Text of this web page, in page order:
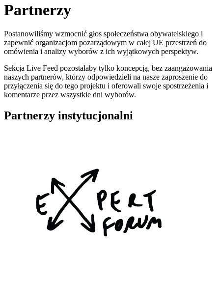
Partnerzy
Postanowiliśmy wzmocnić głos społeczeństwa obywatelskiego i
zapewnić organizacjom pozarządowym w całej UE przestrzeń do
omówienia i analizy wyborów z ich wyjątkowych perspektyw.
Sekcja Live Feed pozostałaby tylko koncepcją, bez zaangażowania
naszych partnerów, którzy odpowiedzieli na nasze zaproszenie do
przyłączenia się do tego projektu i oferowali swoje spostrzeżenia i
komentarze przez wszystkie dni wyborów.
Partnerzy instytucjonalni